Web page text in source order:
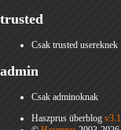
trusted
Csak trusted usereknek
admin
Csak adminoknak
Haszprus überblog v3.1